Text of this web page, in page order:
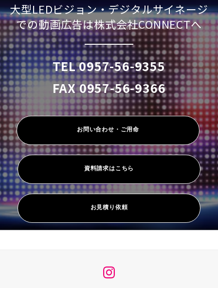
大型LEDビジョン・デジタルサイネージ
での動画広告は株式会社CONNECTへ
TEL 0957-56-9355
FAX 0957-56-9366
お問い合わせ・ご用命
資料請求はこちら
お見積り依頼
メ